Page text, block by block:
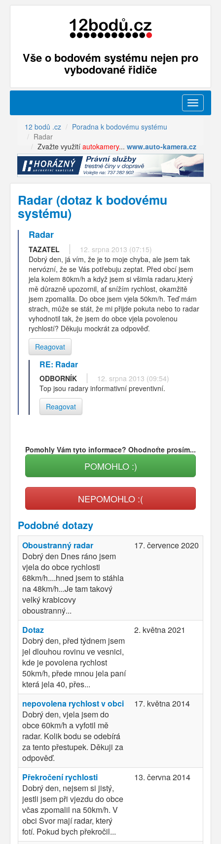
Vše o bodovém systému nejen pro
vybodované řidiče
Menu
12 bodů .cz
Poradna k bodovému systému
Radar
Zvažte využití autokamery... www.auto-kamera.cz
Radar (dotaz k bodovému
systému)
Radar
TAZATEL
12. srpna 2013 (07:15)
Dobrý den, já vím, že je to moje chyba, ale jsem tak
nervózní, že se Vás potřebuju zeptat. Před obcí jsem
jela kolem 80km/h a když jsem si všimla radaru,který
mě důrazně upozornil, ať snížím rychlost, okamžitě
jsem zpomalila. Do obce jsem vjela 50km/h. Teď mám
strach, může se stát, že mi přijde pokuta nebo to radar
vyhodnotil tak, že jsem do obce vjela povolenou
rychlostí? Děkuju mockrát za odpověď.
Reagovat
RE: Radar
ODBORNÍK
12. srpna 2013 (09:54)
Top jsou radary informativní preventivní.
Reagovat
Pomohly Vám tyto informace? Ohodnoťte prosím...
POMOHLO :)
NEPOMOHLO :(
Podobné dotazy
Oboustranný radar
Dobrý den Dnes ráno jsem
vjela do obce rychlosti
68km/h....hned jsem to stáhla
na 48km/h...Je tam takový
velký krabicovy
oboustranný...
17. července 2020
Dotaz
Dobrý den, před týdnem jsem
jel dlouhou rovinu ve vesnici,
kde je povolena rychlost
50km/h, přede mnou jela paní
která jela 40, přes...
2. května 2021
nepovolena rychlost v obci
Dobrý den, vjela jsem do
obce 60km/h a vyfotil mě
radar. Kolik bodu se odebírá
za tento přestupek. Děkuji za
odpověď.
17. května 2014
Překročení rychlosti
Dobrý den, nejsem si jistý,
jestli jsem při vjezdu do obce
včas zpomalil na 50km/h. V
obci Svor mají radar, který
fotí. Pokud bych překročil...
13. června 2014